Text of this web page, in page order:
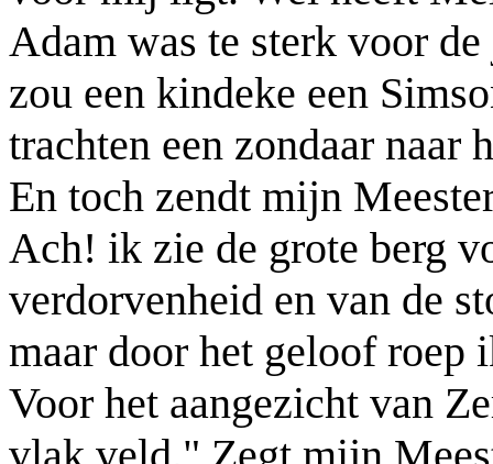
Adam was te sterk voor
zou een kindeke een
trachten een zondaar naar
En toch zendt mijn
Ach! ik zie de grote berg
verdorvenheid en van de
maar door het geloof
Voor het aangezicht van